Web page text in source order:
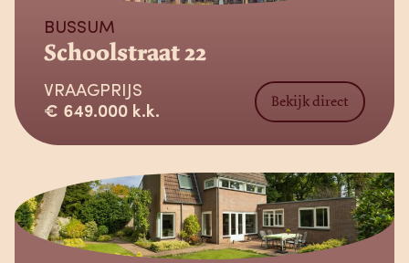
BUSSUM
Schoolstraat 22
VRAAGPRIJS
€ 649.000 k.k.
Bekijk direct
Verkocht